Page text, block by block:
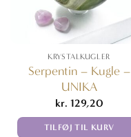
KRYSTALKUGLER
Serpentin – Kugle –
UNIKA
kr. 129,20
TILFØJ TIL KURV